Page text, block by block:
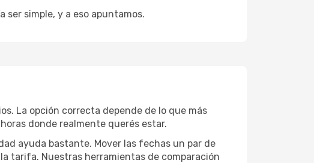
ser simple, y a eso apuntamos.
La opción correcta depende de lo que más
donde realmente querés estar.
ayuda bastante. Mover las fechas un par de
tarifa. Nuestras herramientas de comparación